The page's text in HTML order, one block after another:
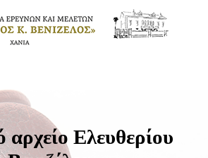
Ελευθερίου